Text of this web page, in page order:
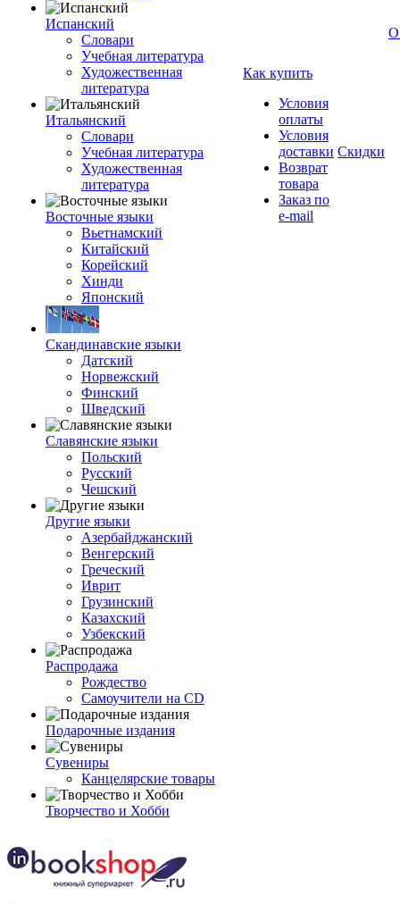
Испанский
Словари
Учебная литература
Художественная
литература
Итальянский
Словари
Учебная литература
Художественная
литература
Восточные языки
Вьетнамский
Китайский
Корейский
Хинди
Японский
Скандинавские языки
Датский
Норвежский
Финский
Шведский
Славянские языки
Польский
Русский
Чешский
Другие языки
Азербайджанский
Венгерский
Греческий
Иврит
Грузинский
Казахский
Узбекский
Распродажа
Рождество
Самоучители на CD
Подарочные издания
Сувениры
Канцелярские товары
Творчество и Хобби
Как купить
Условия
оплаты
Условия
доставки
Возврат
товара
Заказ по
e-mail
Скидки
О